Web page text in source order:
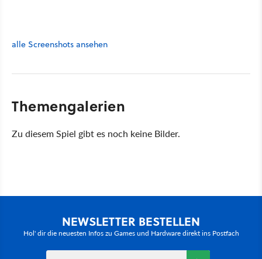
alle Screenshots ansehen
Themengalerien
Zu diesem Spiel gibt es noch keine Bilder.
NEWSLETTER BESTELLEN
Hol' dir die neuesten Infos zu Games und Hardware direkt ins Postfach